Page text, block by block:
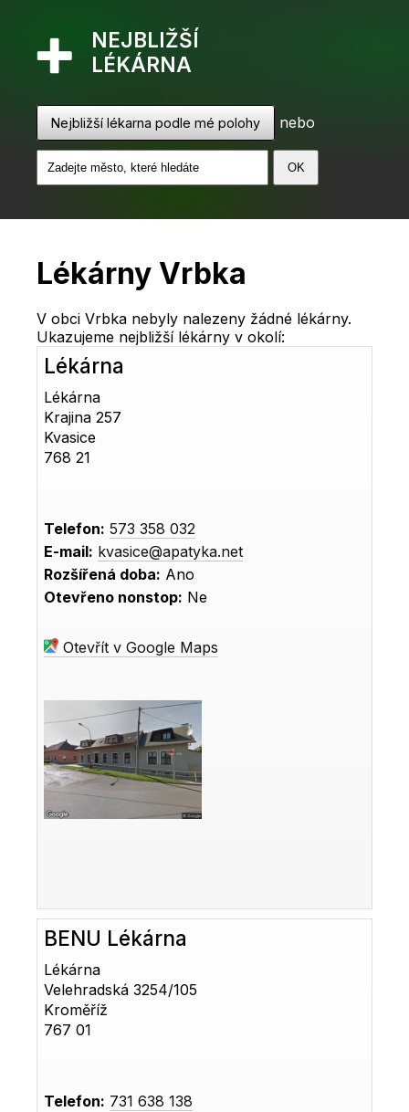
NEJBLIŽŠÍ
LÉKÁRNA
Nejbližší lékarna podle mé polohy nebo
Lékárny Vrbka
V obci Vrbka nebyly nalezeny žádné lékárny.
Ukazujeme nejbližší lékárny v okolí:
Lékárna
Lékárna
Krajina 257
Kvasice
768 21
Telefon: 573 358 032
E-mail: kvasice@apatyka.net
Rozšířená doba: Ano
Otevřeno nonstop: Ne
Otevřít v Google Maps
BENU Lékárna
Lékárna
Velehradská 3254/105
Kroměříž
767 01
Telefon: 731 638 138